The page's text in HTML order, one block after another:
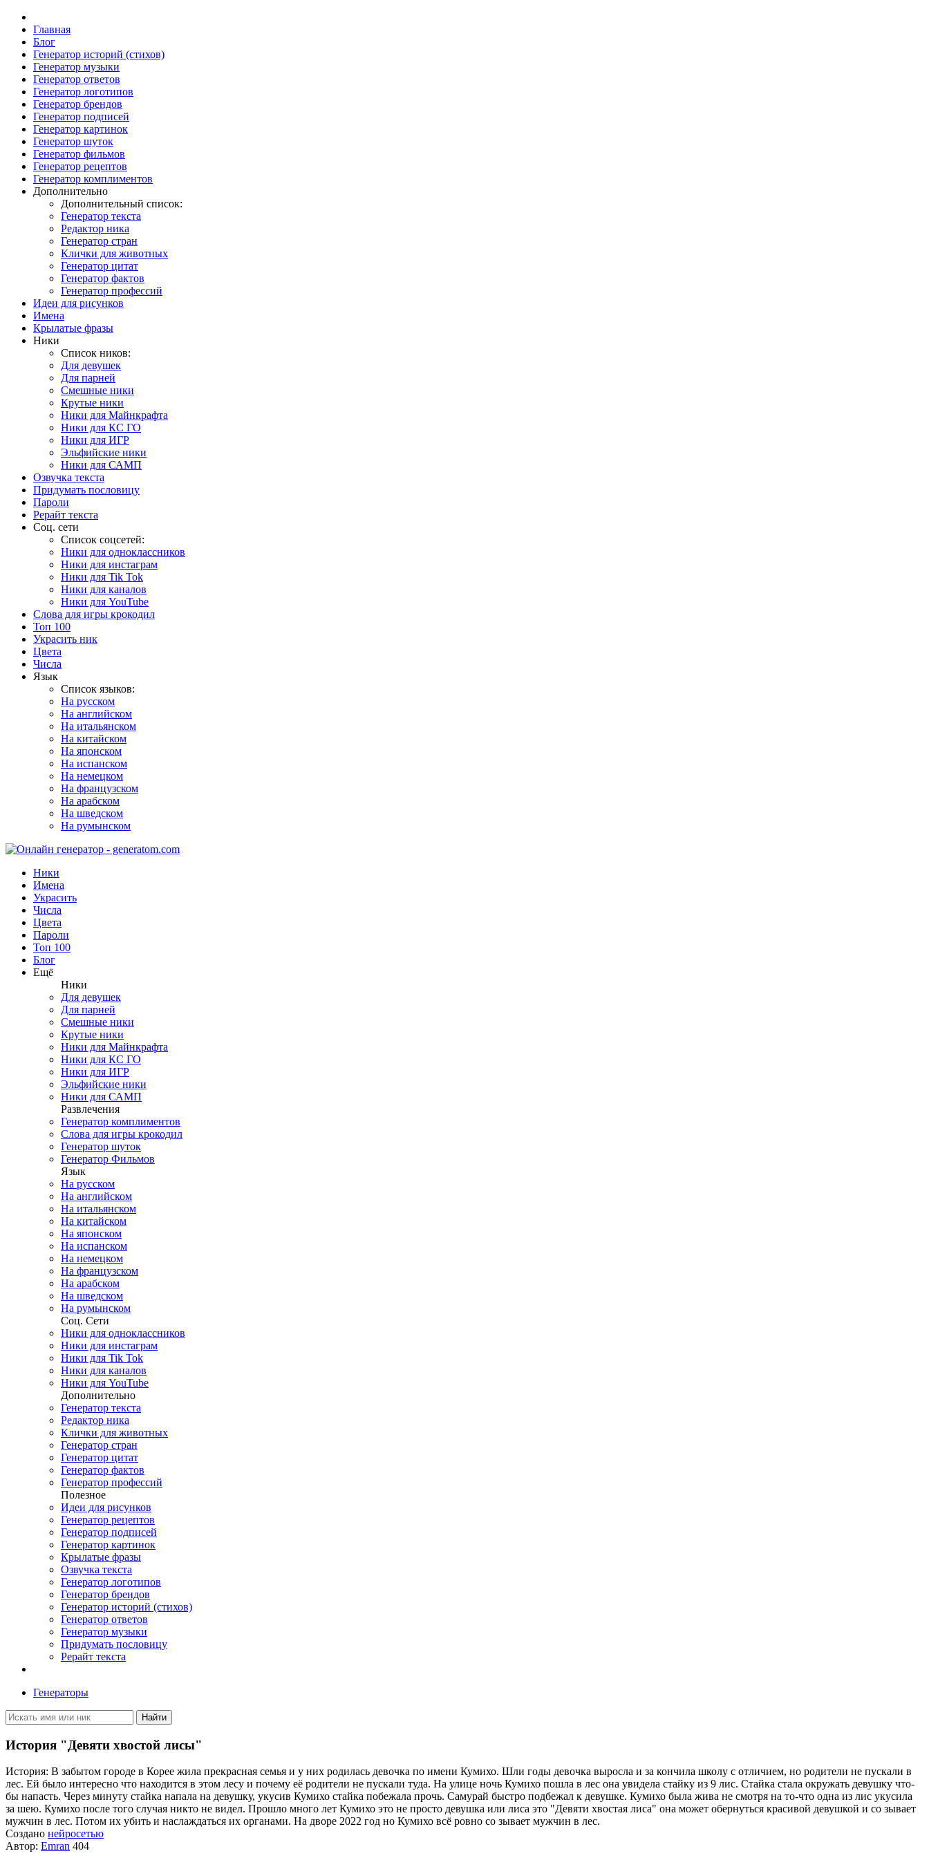
Главная
Блог
Генератор историй (стихов)
Генератор музыки
Генератор ответов
Генератор логотипов
Генератор брендов
Генератор подписей
Генератор картинок
Генератор шуток
Генератор фильмов
Генератор рецептов
Генератор комплиментов
Дополнительно
Дополнительный список:
Генератор текста
Редактор ника
Генератор стран
Клички для животных
Генератор цитат
Генератор фактов
Генератор профессий
Идеи для рисунков
Имена
Крылатые фразы
Ники
Список ников:
Для девушек
Для парней
Смешные ники
Крутые ники
Ники для Майнкрафта
Ники для КС ГО
Ники для ИГР
Эльфийские ники
Ники для САМП
Озвучка текста
Придумать пословицу
Пароли
Рерайт текста
Соц. сети
Список соцсетей:
Ники для одноклассников
Ники для инстаграм
Ники для Tik Tok
Ники для каналов
Ники для YouTube
Слова для игры крокодил
Топ 100
Украсить ник
Цвета
Числа
Язык
Список языков:
На русском
На английском
На итальянском
На китайском
На японском
На испанском
На немецком
На французском
На арабском
На шведском
На румынском
Ники
Имена
Украсить
Числа
Цвета
Пароли
Топ 100
Блог
Ещё
Ники
Для девушек
Для парней
Смешные ники
Крутые ники
Ники для Майнкрафта
Ники для КС ГО
Ники для ИГР
Эльфийские ники
Ники для САМП
Развлечения
Генератор комплиментов
Слова для игры крокодил
Генератор шуток
Генератор Фильмов
Язык
На русском
На английском
На итальянском
На китайском
На японском
На испанском
На немецком
На французском
На арабском
На шведском
На румынском
Соц. Сети
Ники для одноклассников
Ники для инстаграм
Ники для Tik Tok
Ники для каналов
Ники для YouTube
Дополнительно
Генератор текста
Редактор ника
Клички для животных
Генератор стран
Генератор цитат
Генератор фактов
Генератор профессий
Полезное
Идеи для рисунков
Генератор рецептов
Генератор подписей
Генератор картинок
Крылатые фразы
Озвучка текста
Генератор логотипов
Генератор брендов
Генератор историй (стихов)
Генератор ответов
Генератор музыки
Придумать пословицу
Рерайт текста
Генераторы
Найти
История "Девяти хвостой лисы"
История: В забытом городе в Корее жила прекрасная семья и у них родилась девочка по имени Кумихо. Шли годы девочка выросла и за кончила школу с отличием, но родители не пускали в
лес. Ей было интересно что находится в этом лесу и почему её родители не пускали туда. На улице ночь Кумихо пошла в лес она увидела стайку из 9 лис. Стайка стала окружать девушку что-
бы напасть. Через минуту стайка напала на девушку, укусив Кумихо стайка побежала прочь. Самурай быстро подбежал к девушке. Кумихо была жива не смотря на то-что одна из лис укусила
за шею. Кумихо после того случая никто не видел. Прошло много лет Кумихо это не просто девушка или лиса это "Девяти хвостая лиса" она может обернуться красивой девушкой и со зывает
мужчин в лес. Потом их убить и наслаждаться их органами. На дворе 2022 год но Кумихо всё ровно со зывает мужчин в лес.
Создано нейросетью
Автор: Emran 404